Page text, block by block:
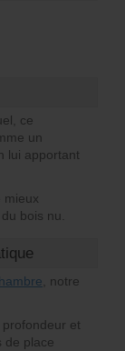
ce
un
lui apportant
mieux
bois nu.
, notre
et
de place